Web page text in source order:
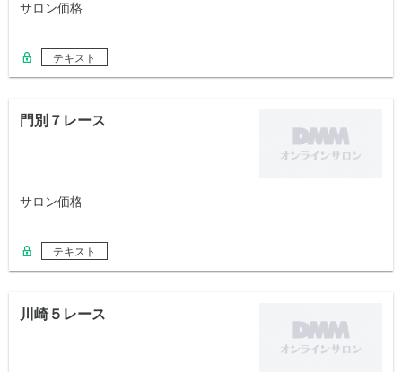
サロン価格
テキスト
門別７レース
サロン価格
テキスト
川崎５レース